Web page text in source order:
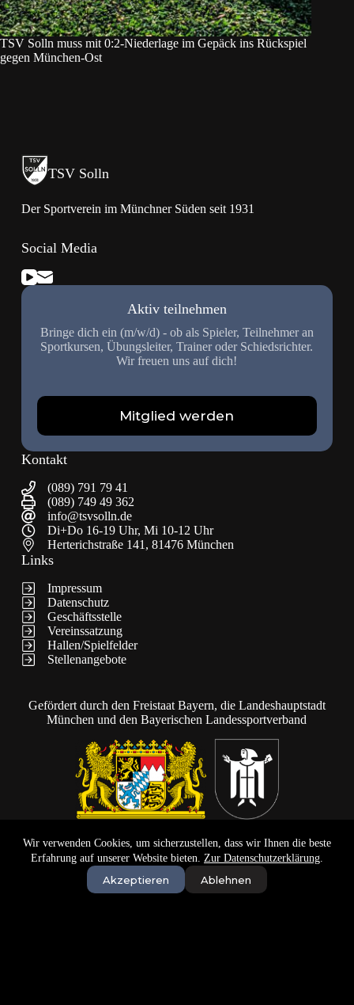
Wir verwenden Cookies, um sicherzustellen, dass wir Ihnen die beste
Erfahrung auf unserer Website bieten. Zur Datenschutzerklärung.
Akzeptieren Ablehnen
TSV Solln muss mit 0:2-Niederlage im Gepäck ins Rückspiel
gegen München-Ost
TSV Solln
Der Sportverein im Münchner Süden seit 1931
Social Media
Kontakt
(089) 791 79 41
(089) 749 49 362
info@tsvsolln.de
Di+Do 16-19 Uhr, Mi 10-12 Uhr
Herterichstraße 141, 81476 München
Links
Impressum
Datenschutz
Geschäftsstelle
Vereinssatzung
Hallen/Spielfelder
Stellenangebote
Aktiv teilnehmen
Bringe dich ein (m/w/d) - ob als Spieler, Teilnehmer an
Sportkursen, Übungsleiter, Trainer oder Schiedsrichter.
Wir freuen uns auf dich!
Mitglied werden
Gefördert durch den Freistaat Bayern, die Landeshauptstadt
München und den Bayerischen Landessportverband